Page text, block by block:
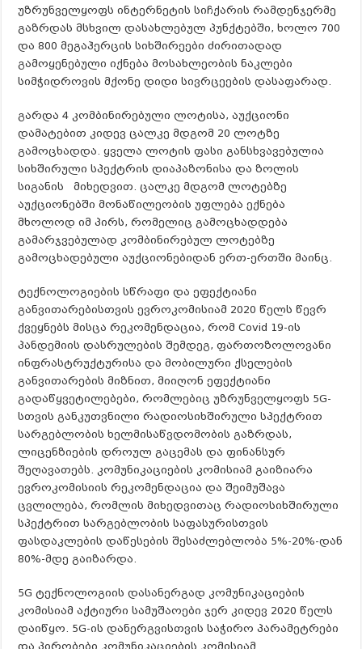
უზრუნველყოფს ინტერნეტის სიჩქარის რამდენჯერმე
გაზრდას მსხვილ დასახლებულ პუნქტებში, ხოლო 700
და 800 მეგაჰერცის სიხშირეები ძირითადად
გამოყენებული იქნება მოსახლეობის ნაკლები
სიმჭიდროვის მქონე დიდი სივრცეების დასაფარად.
გარდა 4 კომბინირებული ლოტისა, აუქციონი
დამატებით კიდევ ცალკე მდგომ 20 ლოტზე
გამოცხადდა. ყველა ლოტის ფასი განსხვავებულია
სიხშირული სპექტრის დიაპაზონისა და ზოლის
სიგანის მიხედვით. ცალკე მდგომ ლოტებზე
აუქციონებში მონაწილეობის უფლება ექნება
მხოლოდ იმ პირს, რომელიც გამოცხადდება
გამარჯვებულად კომბინირებულ ლოტებზე
გამოცხადებული აუქციონებიდან ერთ-ერთში მაინც.
ტექნოლოგიების სწრაფი და ეფექტიანი
განვითარებისთვის ევროკომისიამ 2020 წელს წევრ
ქვეყნებს მისცა რეკომენდაცია, რომ Covid 19-ის
პანდემიის დასრულების შემდეგ, ფართოზოლოვანი
ინფრასტრუქტურისა და მობილური ქსელების
განვითარების მიზნით, მიიღონ ეფექტიანი
გადაწყვეტილებები, რომლებიც უზრუნველყოფს 5G-
სთვის განკუთვნილი რადიოსიხშირული სპექტრით
სარგებლობის ხელმისაწვდომობის გაზრდას,
ლიცენზიების დროულ გაცემას და ფინანსურ
შეღავათებს. კომუნიკაციების კომისიამ გაიზიარა
ევროკომისიის რეკომენდაცია და შეიმუშავა
ცვლილება, რომლის მიხედვითაც რადიოსიხშირული
სპექტრით სარგებლობის საფასურისთვის
ფასდაკლების დაწესების შესაძლებლობა 5%-20%-დან
80%-მდე გაიზარდა.
5G ტექნოლოგიის დასანერგად კომუნიკაციების
კომისიამ აქტიური სამუშაოები ჯერ კიდევ 2020 წელს
დაიწყო. 5G-ის დანერგვისთვის საჭირო პარამეტრები
და პირობები კომუნიკაციების კომისიამ